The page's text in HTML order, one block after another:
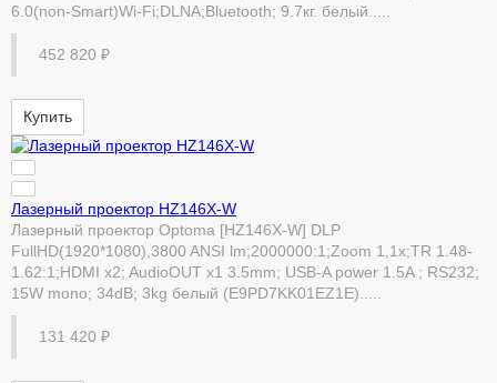
6.0(non-Smart)Wi-Fi;DLNA;Bluetooth; 9.7кг. белый.....
452 820 ₽
Купить
Лазерный проектор HZ146X-W
Лазерный проектор Optoma [HZ146X-W] DLP
FullHD(1920*1080),3800 ANSI lm;2000000:1;Zoom 1,1x;TR 1.48-
1.62:1;HDMI x2; AudioOUT x1 3.5mm; USB-A power 1.5A ; RS232;
15W mono; 34dB; 3kg белый (E9PD7KK01EZ1E).....
131 420 ₽